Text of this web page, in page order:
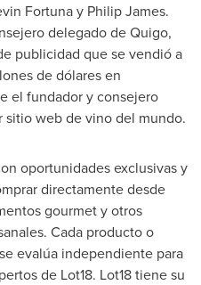
Fortunay Philip James.
delegado de Quigo,
publicidad que se vendió a
de dólares en
el fundador y consejero
sitio web de vino del mundo.
oportunidades exclusivas y
directamente desde
gourmet y otros
Cada producto o
evalúa independiente para
de Lot18. Lot18 tiene su